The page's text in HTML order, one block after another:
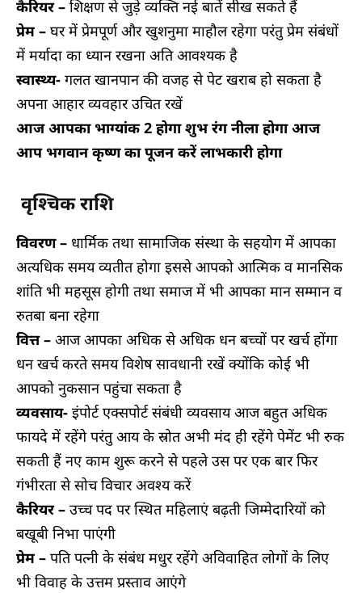
कैरियर – शिक्षण से जुड़े व्यक्ति नई बातें सीख सकते हैं
प्रेम – घर में प्रेमपूर्ण और खुशनुमा माहौल रहेगा परंतु प्रेम संबंधों
में मर्यादा का ध्यान रखना अति आवश्यक है
स्वास्थ्य- गलत खानपान की वजह से पेट खराब हो सकता है
अपना आहार व्यवहार उचित रखें
आज आपका भाग्यांक 2 होगा शुभ रंग नीला होगा आज
आप भगवान कृष्ण का पूजन करें लाभकारी होगा
वृश्चिक राशि
विवरण – धार्मिक तथा सामाजिक संस्था के सहयोग में आपका
अत्यधिक समय व्यतीत होगा इससे आपको आत्मिक व मानसिक
शांति भी महसूस होगी तथा समाज में भी आपका मान सम्मान व
रुतबा बना रहेगा
वित्त – आज आपका अधिक से अधिक धन बच्चों पर खर्च होंगा
धन खर्च करते समय विशेष सावधानी रखें क्योंकि कोई भी
आपको नुकसान पहुंचा सकता है
व्यवसाय- इंपोर्ट एक्सपोर्ट संबंधी व्यवसाय आज बहुत अधिक
फायदे में रहेंगे परंतु आय के स्रोत अभी मंद ही रहेंगे पेमेंट भी रुक
सकती हैं नए काम शुरू करने से पहले उस पर एक बार फिर
गंभीरता से सोच विचार अवश्य करें
कैरियर – उच्च पद पर स्थित महिलाएं बढ़ती जिम्मेदारियों को
बखूबी निभा पाएंगी
प्रेम – पति पत्नी के संबंध मधुर रहेंगे अविवाहित लोगों के लिए
भी विवाह के उत्तम प्रस्ताव आएंगे